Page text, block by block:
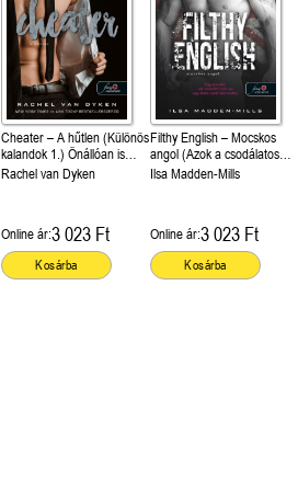
Cheater – A hűtlen (Különös
kalandok 1.) Önállóan is
olvasható!
Rachel van Dyken
Online ár:3 023 Ft
Kosárba
Filthy English – Mocskos
angol (Azok a csodálatos
angolok 2.) Önállóan is
Ilsa Madden-Mills
Online ár:3 023 Ft
Kosárba